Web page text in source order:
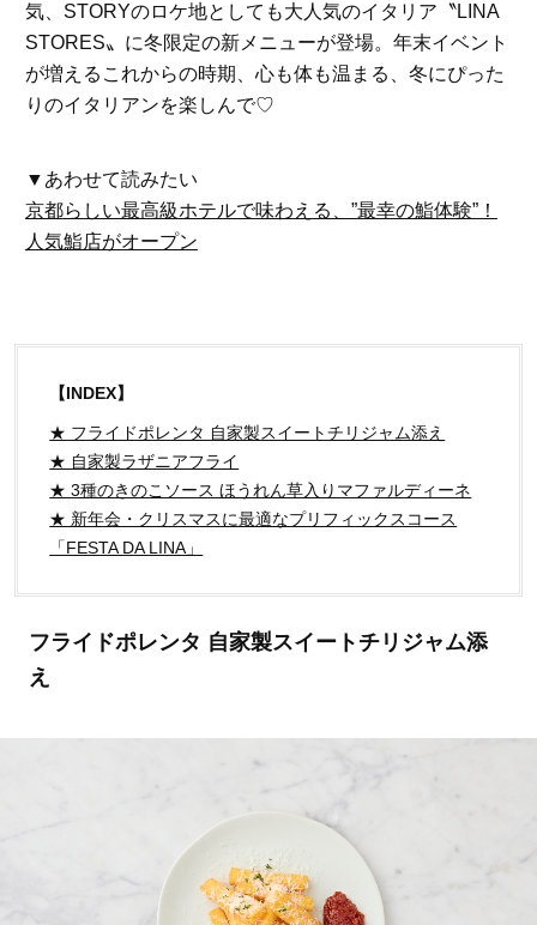
気、STORYのロケ地としても大人気のイタリア〝LINA
STORES〟に冬限定の新メニューが登場。年末イベント
が増えるこれからの時期、心も体も温まる、冬にぴった
りのイタリアンを楽しんで♡
▼あわせて読みたい
京都らしい最高級ホテルで味わえる、”最幸の鮨体験”！
人気鮨店がオープン
【INDEX】
★ フライドポレンタ 自家製スイートチリジャム添え
★ 自家製ラザニアフライ
★ 3種のきのこソース ほうれん草入りマファルディーネ
★ 新年会・クリスマスに最適なプリフィックスコース
「FESTA DA LINA」
フライドポレンタ 自家製スイートチリジャム添
え